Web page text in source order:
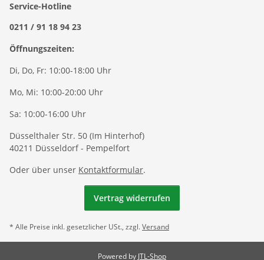
Service-Hotline
0211 / 91 18 94 23
Öffnungszeiten:
Di, Do, Fr: 10:00-18:00 Uhr
Mo, Mi: 10:00-20:00 Uhr
Sa: 10:00-16:00 Uhr
Düsselthaler Str. 50 (Im Hinterhof)
40211 Düsseldorf - Pempelfort
Oder über unser Kontaktformular.
Vertrag widerrufen
* Alle Preise inkl. gesetzlicher USt., zzgl.Versand
Powered by JTL-Shop